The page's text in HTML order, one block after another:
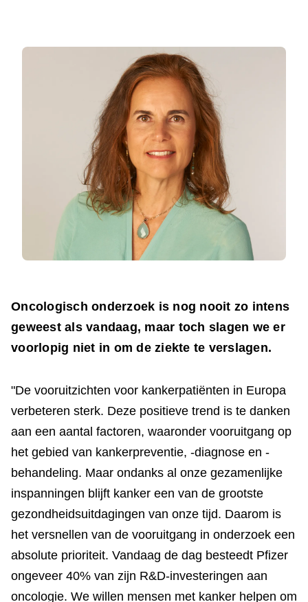
Oncologisch onderzoek is nog nooit zo intens
geweest als vandaag, maar toch slagen we er
voorlopig niet in om de ziekte te verslagen.
"De vooruitzichten voor kankerpatiënten in Europa
verbeteren sterk. Deze positieve trend is te danken
aan een aantal factoren, waaronder vooruitgang op
het gebied van kankerpreventie, -diagnose en -
behandeling. Maar ondanks al onze gezamenlijke
inspanningen blijft kanker een van de grootste
gezondheidsuitdagingen van onze tijd. Daarom is
het versnellen van de vooruitgang in onderzoek een
absolute prioriteit. Vandaag de dag besteedt Pfizer
ongeveer 40% van zijn R&D-investeringen aan
oncologie. We willen mensen met kanker helpen om